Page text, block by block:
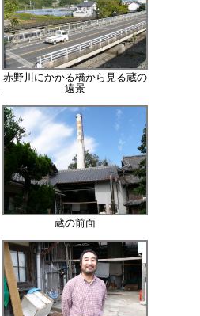
赤野川にかかる橋から見る蔵の
遠景
蔵の前面